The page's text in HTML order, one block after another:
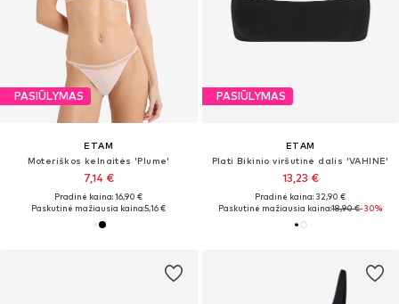
PASIŪLYMAS
ETAM
Moteriškos kelnaitės 'Plume'
7,14 €
Pradinė kaina: 16,90 €
Paskutinė mažiausia kaina:5,16 €
PASIŪLYMAS
ETAM
Plati Bikinio viršutinė dalis 'VAHINE'
13,23 €
Pradinė kaina: 32,90 €
Paskutinė mažiausia kaina:18,90 €-30%